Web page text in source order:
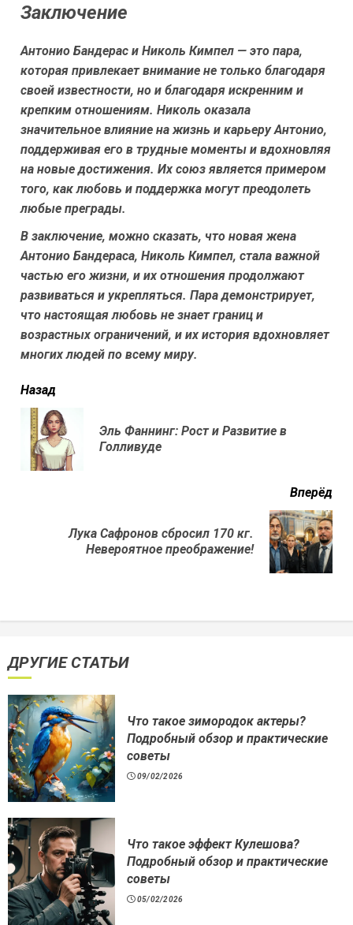
Заключение
Антонио Бандерас и Николь Кимпел — это пара,
которая привлекает внимание не только благодаря
своей известности, но и благодаря искренним и
крепким отношениям. Николь оказала
значительное влияние на жизнь и карьеру Антонио,
поддерживая его в трудные моменты и вдохновляя
на новые достижения. Их союз является примером
того, как любовь и поддержка могут преодолеть
любые преграды.
В заключение, можно сказать, что новая жена
Антонио Бандераса, Николь Кимпел, стала важной
частью его жизни, и их отношения продолжают
развиваться и укрепляться. Пара демонстрирует,
что настоящая любовь не знает границ и
возрастных ограничений, и их история вдохновляет
многих людей по всему миру.
читать
еще
Назад
Эль Фаннинг: Рост и Развитие в
Голливуде
Вперёд
Лука Сафронов сбросил 170 кг.
Невероятное преображение!
ДРУГИЕ СТАТЬИ
Что такое зимородок актеры?
Подробный обзор и практические
советы
09/02/2026
Что такое эффект Кулешова?
Подробный обзор и практические
советы
05/02/2026